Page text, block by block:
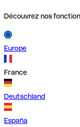
Découvrez nos
Europe
France
Deutschland
España